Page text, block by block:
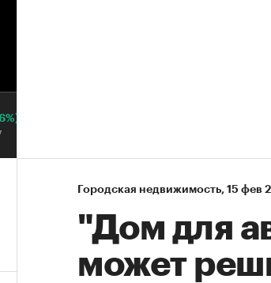
Городская недвижимость⁠, 15 фев
"Дом для
может
Купить